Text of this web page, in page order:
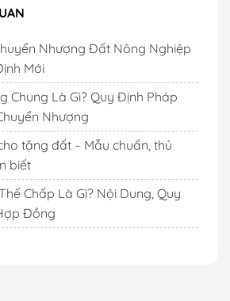
Nhượng Đất Nông Nghiệp
Mới
Chung Là Gì? Quy Định Pháp
Nhượng
tặng đất – Mẫu chuẩn, thủ
biết
Chấp Là Gì? Nội Dung, Quy
Đồng